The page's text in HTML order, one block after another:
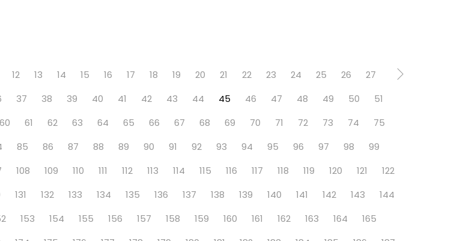
12 13 14 15 16 17 18 19 20 21 22 23 24 25 26
27
37 38 39 40 41 42 43 44 45 46 47 48 49 50
51
60 61 62 63 64 65 66 67 68 69 70 71 72 73 74
75
85 86 87 88 89 90 91 92 93 94 95 96 97 98
99
108 109 110 111 112 113 114 115 116 117 118 119 120 121
122
131 132 133 134 135 136 137 138 139 140 141 142 143
144
153 154 155 156 157 158 159 160 161 162 163 164
165